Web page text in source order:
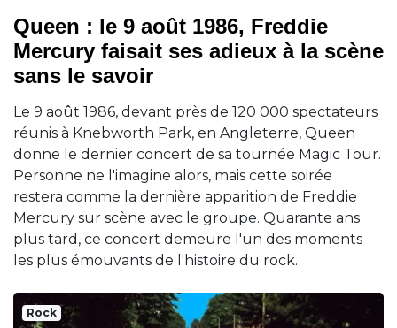
Queen : le 9 août 1986, Freddie
Mercury faisait ses adieux à la scène
sans le savoir
Le 9 août 1986, devant près de 120 000 spectateurs
réunis à Knebworth Park, en Angleterre, Queen
donne le dernier concert de sa tournée Magic Tour.
Personne ne l'imagine alors, mais cette soirée
restera comme la dernière apparition de Freddie
Mercury sur scène avec le groupe. Quarante ans
plus tard, ce concert demeure l'un des moments
les plus émouvants de l'histoire du rock.
Rock